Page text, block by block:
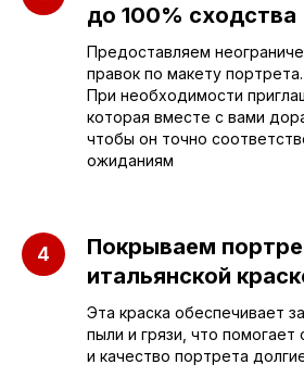
до 100% сходства
Предоставляем
правок по макету портрета.
При необходимости
которая вместе с вами
чтобы он точно
ожиданиям
Покрываем
итальянской
Эта краска обеспечивает
пыли и грязи, что помогает
и качество портрета
sleza-v-kamne64@yandex.ru
+7 (953) 637-24-55
Руководитель мастерской